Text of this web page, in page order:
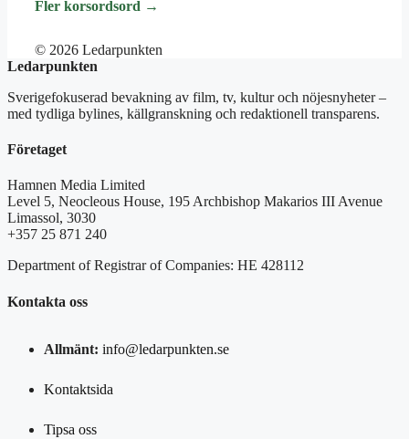
Fler korsordsord →
© 2026 Ledarpunkten
Ledarpunkten
Sverigefokuserad bevakning av film, tv, kultur och nöjesnyheter –
med tydliga bylines, källgranskning och redaktionell transparens.
Företaget
Hamnen Media Limited
Level 5, Neocleous House, 195 Archbishop Makarios III Avenue
Limassol, 3030
+357 25 871 240
Department of Registrar of Companies: HE 428112
Kontakta oss
Allmänt: info@ledarpunkten.se
Kontaktsida
Tipsa oss